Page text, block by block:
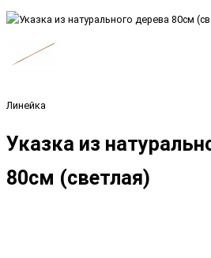
Линейка
Указка из
80см (светлая)